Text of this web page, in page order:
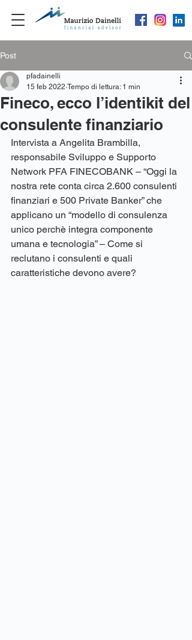
Post
Fineco, ecco l’identikit del
consulente finanziario
pfadainelli
15 feb 2022 Tempo di lettura: 1 min
Intervista a Angelita Brambilla,
responsabile Sviluppo e Supporto
Network PFA FINECOBANK – “Oggi la
nostra rete conta circa 2.600 consulenti
finanziari e 500 Private Banker” che
applicano un “modello di consulenza
unico perchè integra componente
umana e tecnologia” – Come si
reclutano i consulenti e quali
caratteristiche devono avere?